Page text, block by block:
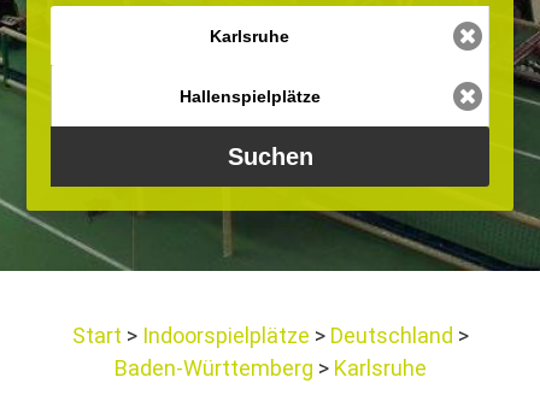
Start Indoorspielplätze
Deutschland
Baden-Württemberg
Karlsruhe